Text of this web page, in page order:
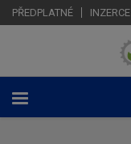
PŘEDPLATNÉ INZERCE